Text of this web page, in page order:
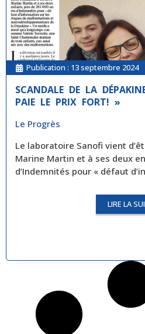
Publication : 13 septembre 2024
SCANDALE DE LA
PAIE LE PRIX FORT! »
Le Progrès
Le laboratoire Sanofi vient
Marine Martin et à ses deux
d’Indemnités pour « défaut
LIRE LA